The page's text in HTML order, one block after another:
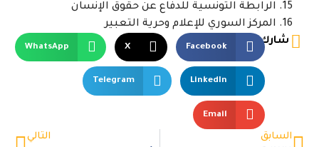
الرابطة التونسية للدفاع عن حقوق الإنسان
المركز السوري للإعلام وحرية التعبير
شارك
Facebook
X
WhatsApp
LinkedIn
Telegram
Email
السابق التالي